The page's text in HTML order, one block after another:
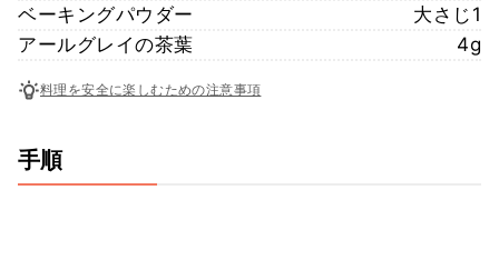
ベーキングパウダー
大さじ1
アールグレイの茶葉
4g
料理を安全に楽しむための注意事項
手順